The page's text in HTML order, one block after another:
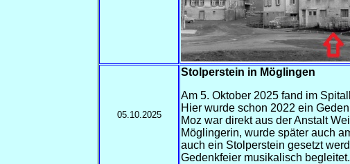
05.10.2025
Stolperstein in Möglingen
Am 5. Oktober 2025 fand im
Hier wurde schon 2022 ein
Moz war direkt aus der Anstalt
Möglingerin, wurde später auch
auch ein Stolperstein gesetzt
Gedenkfeier musikalisch begleitet.